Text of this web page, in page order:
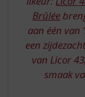
MARTINI
Brûlée
aan één van
een
van Licor
smaak